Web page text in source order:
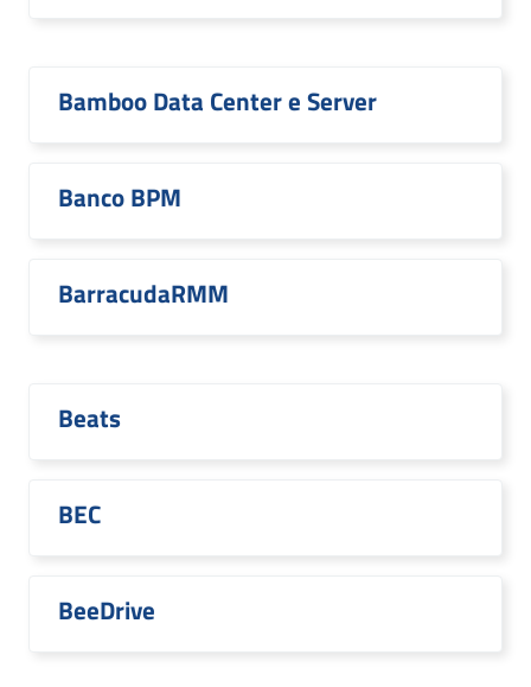
Bamboo Data Center e Server
Banco BPM
BarracudaRMM
Beats
BEC
BeeDrive